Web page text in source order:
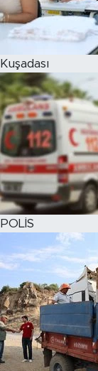
Kuşadası
POLİS